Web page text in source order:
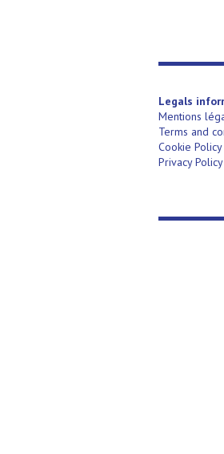
Legals
Mentions
Terms and
Cookie Policy
Privacy Policy